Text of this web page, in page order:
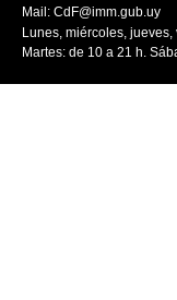
Mail: CdF@imm.gub.uy
Lunes, miércoles,
Martes: de 10 a 21 h.